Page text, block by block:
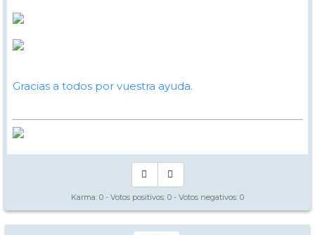
Gracias a todos por vuestra ayuda.
Karma: 0 - Votos positivos: 0 - Votos negativos: 0